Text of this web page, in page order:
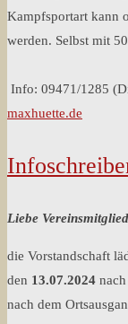
Kampfsportart kann
werden. Selbst mit
Info: 09471/1285
maxhuette.de
Liebe
die Vorstandschaft
den 13.07.2024
nach dem